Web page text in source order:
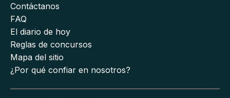
Contáctanos
FAQ
El diario de hoy
Reglas de concursos
Mapa del sitio
¿Por qué confiar en nosotros?